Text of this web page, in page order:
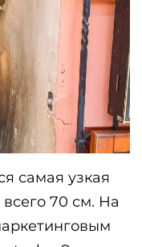
самая узкая
70 см. На